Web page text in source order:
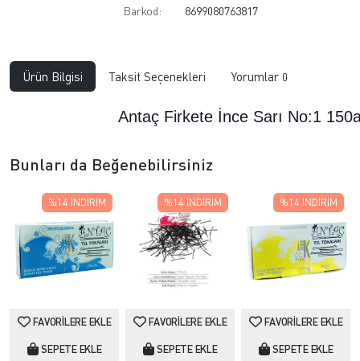
Barkod:
8699080763817
Ürün Bilgisi Taksit Seçenekleri Yorumlar 0
Antaç Firkete İnce Sarı No:1
Bunları da Beğenebilirsiniz
FAVORILERE EKLE
SEPETE EKLE
%14 İNDIRIM
FAVORILERE EKLE
SEPETE EKLE
%14 İNDIRIM
FAVORILERE EKLE
SEPETE EKLE
%14 İNDIRIM